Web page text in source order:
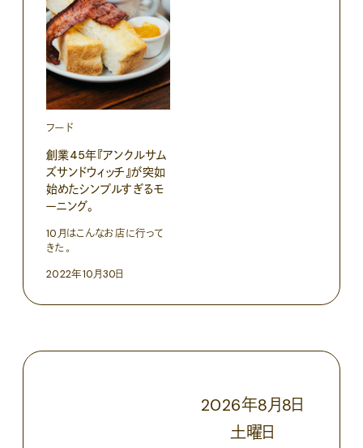
フード
創業45年『アンクルサム
ズサンドウィッチ』が突如
始めたシンプルすぎるモ
ーニング。
10月はこんなお店に行って
きた。
2022年10月30日
2026年8月8日
土曜日